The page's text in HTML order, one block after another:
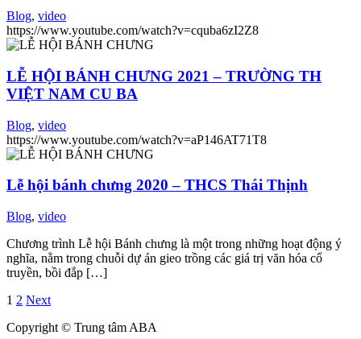
Blog, video
https://www.youtube.com/watch?v=cquba6zI2Z8
LỄ HỘI BÁNH CHƯNG 2021 – TRƯỜNG TH
VIỆT NAM CU BA
Blog, video
https://www.youtube.com/watch?v=aP146AT71T8
Lễ hội bánh chưng 2020 – THCS Thái Thịnh
Blog, video
Chương trình Lễ hội Bánh chưng là một trong những hoạt động ý
nghĩa, nằm trong chuỗi dự án gieo trồng các giá trị văn hóa cổ
truyền, bồi đắp […]
1 2 Next
Copyright © Trung tâm ABA